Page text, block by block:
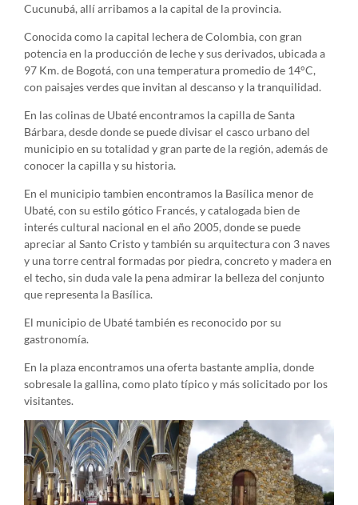
Cucunubá, allí arribamos a la capital de la provincia.
Conocida como la capital lechera de Colombia, con gran
potencia en la producción de leche y sus derivados, ubicada a
97 Km. de Bogotá, con una temperatura promedio de 14°C,
con paisajes verdes que invitan al descanso y la tranquilidad.
En las colinas de Ubaté encontramos la capilla de Santa
Bárbara, desde donde se puede divisar el casco urbano del
municipio en su totalidad y gran parte de la región, además de
conocer la capilla y su historia.
En el municipio tambien encontramos la Basílica menor de
Ubaté, con su estilo gótico Francés, y catalogada bien de
interés cultural nacional en el año 2005, donde se puede
apreciar al Santo Cristo y también su arquitectura con 3 naves
y una torre central formadas por piedra, concreto y madera en
el techo, sin duda vale la pena admirar la belleza del conjunto
que representa la Basílica.
El municipio de Ubaté también es reconocido por su
gastronomía.
En la plaza encontramos una oferta bastante amplia, donde
sobresale la gallina, como plato típico y más solicitado por los
visitantes.